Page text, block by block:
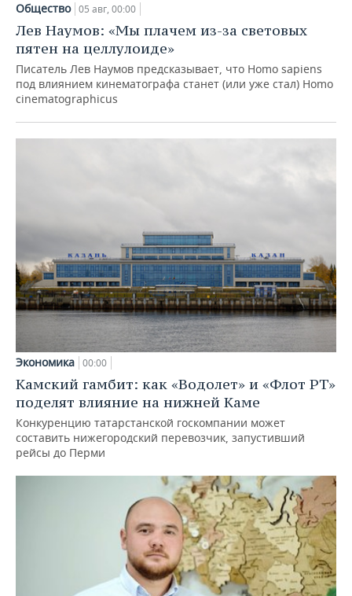
Общество 05 авг, 00:00
Лев Наумов: «Мы плачем из-за световых
пятен на целлулоиде»
Писатель Лев Наумов предсказывает, что Homo sapiens
под влиянием кинематографа станет (или уже стал) Homo
cinematographicus
Экономика 00:00
Камский гамбит: как «Водолет» и «Флот РТ»
поделят влияние на нижней Каме
Конкуренцию татарстанской госкомпании может
составить нижегородский перевозчик, запустивший
рейсы до Перми